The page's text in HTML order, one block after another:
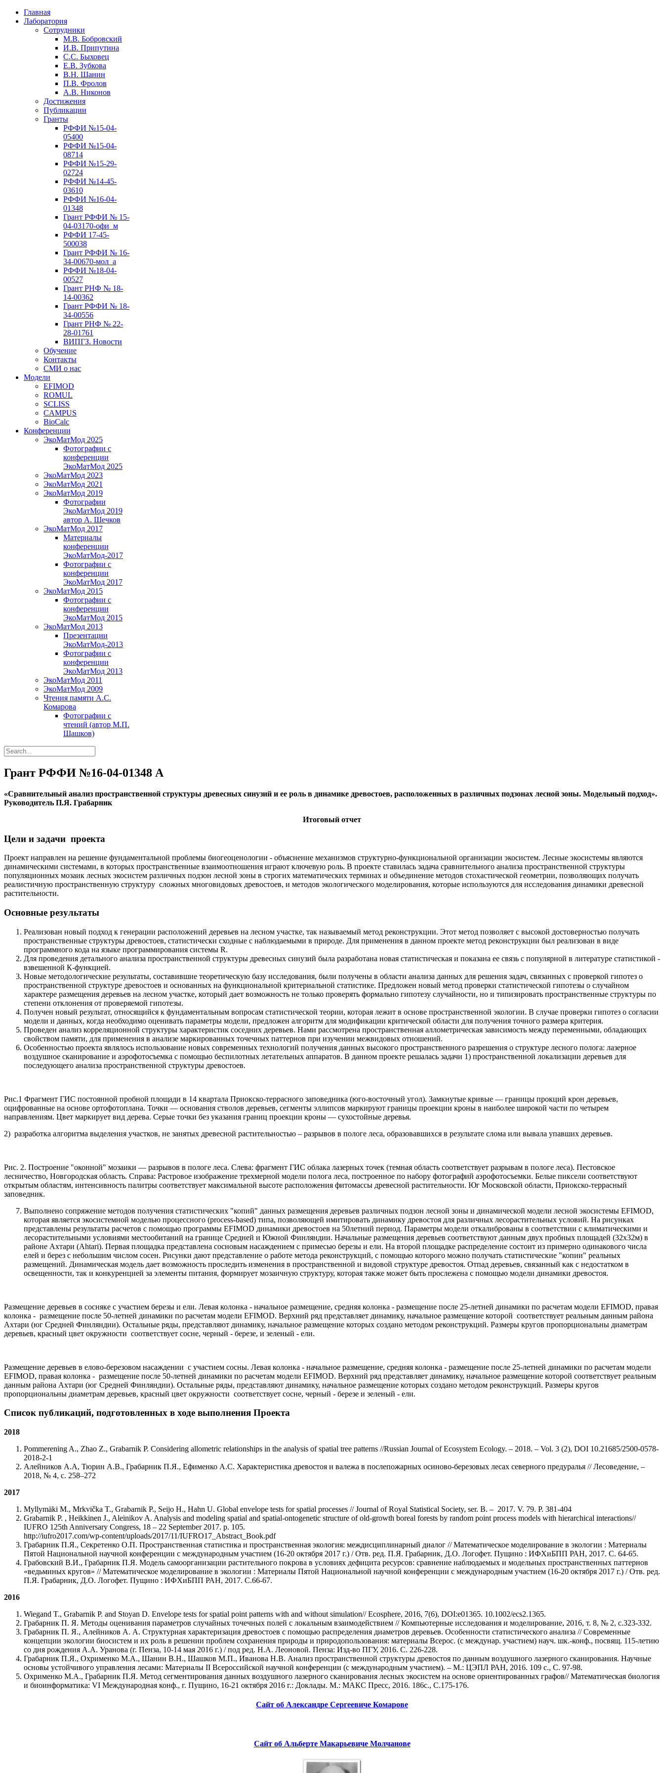
Главная
Лаборатория
Сотрудники
М.В. Бобровский
И.В. Припутина
С.С. Быховец
Е.В. Зубкова
В.Н. Шанин
П.В. Фролов
А.В. Никонов
Достижения
Публикации
Гранты
РФФИ №15-04-
05400
РФФИ №15-04-
08714
РФФИ №15-29-
02724
РФФИ №14-45-
03610
РФФИ №16-04-
01348
Грант РФФИ № 15-
04-03170-офи_м
РФФИ 17-45-
500038
Грант РФФИ № 16-
34-00670-мол_а
РФФИ №18-04-
00527
Грант РНФ № 18-
14-00362
Грант РФФИ № 18-
34-00556
Грант РНФ № 22-
28-01761
ВИПГЗ. Новости
Обучение
Контакты
СМИ о нас
Модели
EFIMOD
ROMUL
SCLISS
CAMPUS
BioCalc
Конференции
ЭкоМатМод 2025
Фотографии с
конференции
ЭкоМатМод 2025
ЭкоМатМод 2023
ЭкоМатМод 2021
ЭкоМатМод 2019
Фотографии
ЭкоМатМод 2019
автор А. Шечков
ЭкоМатМод 2017
Материалы
конференции
ЭкоМатМод-2017
Фотографии с
конференции
ЭкоМатМод 2017
ЭкоМатМод 2015
Фотографии с
конференции
ЭкоМатМод 2015
ЭкоМатМод 2013
Презентации
ЭкоМатМод-2013
Фотографии с
конференции
ЭкоМатМод 2013
ЭкоМатМод 2011
ЭкоМатМод 2009
Чтения памяти А.С.
Комарова
Фотографии с
чтений (автор М.П.
Шашков)
Грант РФФИ №16-04-01348 А
«Сравнительный анализ пространственной структуры древесных синузий и ее роль в динамике древостоев, расположенных в различных подзонах лесной зоны. Модельный подход».
Руководитель П.Я. Грабарник
Итоговый отчет
Цели и задачи проекта
Проект направлен на решение фундаментальной проблемы биогеоценологии - объяснение механизмов структурно-функциональной организации экосистем. Лесные экосистемы являются
динамическими системами, в которых пространственные взаимоотношения играют ключевую роль. В проекте ставилась задача сравнительного анализа пространственной структуры
популяционных мозаик лесных экосистем различных подзон лесной зоны в строгих математических терминах и объединение методов стохастической геометрии, позволяющих получать
реалистичную пространственную структуру сложных многовидовых древостоев, и методов экологического моделирования, которые используются для исследования динамики древесной
растительности.
Основные результаты
Реализован новый подход к генерации расположений деревьев на лесном участке, так называемый метод реконструкции. Этот метод позволяет с высокой достоверностью получать
пространственные структуры древостоев, статистически сходные с наблюдаемыми в природе. Для применения в данном проекте метод реконструкции был реализован в виде
программного кода на языке программирования системы R.
Для проведения детального анализа пространственной структуры древесных синузий была разработана новая статистическая и показана ее связь с популярной в литературе статистикой -
взвешенной К-функцией.
Новые методологические результаты, составившие теоретическую базу исследования, были получены в области анализа данных для решения задач, связанных с проверкой гипотез о
пространственной структуре древостоев и основанных на функциональной критериальной статистике. Предложен новый метод проверки статистической гипотезы о случайном
характере размещения деревьев на лесном участке, который дает возможность не только проверять формально гипотезу случайности, но и типизировать пространственные структуры по
степени отклонения от проверяемой гипотезы.
Получен новый результат, относящийся к фундаментальным вопросам статистической теории, которая лежит в основе пространственной экологии. В случае проверки гипотез о согласии
модели и данных, когда необходимо оценивать параметры модели, предложен алгоритм для модификации критической области для получения точного размера критерия.
Проведен анализ корреляционной структуры характеристик соседних деревьев. Нами рассмотрена пространственная аллометрическая зависимость между переменными, обладающих
свойством памяти, для применения в анализе маркированных точечных паттернов при изучении межвидовых отношений.
Особенностью проекта являлось использование новых современных технологий получения данных высокого пространственного разрешения о структуре лесного полога: лазерное
воздушное сканирование и аэрофотосъемка с помощью беспилотных летательных аппаратов. В данном проекте решалась задачи 1) пространственной локализации деревьев для
последующего анализа пространственной структуры древостоев.
Рис.1 Фрагмент ГИС постоянной пробной площади в 14 квартала Приокско-террасного заповедника (юго-восточный угол). Замкнутые кривые — границы прокций крон деревьев,
оцифрованные на основе ортофотоплана. Точки — основания стволов деревьев, сегменты эллипсов маркируют границы проекции кроны в наиболее широкой части по четырем
направлениям. Цвет маркирует вид дерева. Серые точки без указания границ проекции кроны — сухостойные деревья.
2) разработка алгоритма выделения участков, не занятых древесной растительностью – разрывов в пологе леса, образовавшихся в результате слома или вывала упавших деревьев.
Рис. 2. Построение "оконной" мозаики — разрывов в пологе леса. Слева: фрагмент ГИС облака лазерных точек (темная область соответствует разрывам в пологе леса). Пестовское
лесничество, Новгородская область. Справа: Растровое изображение трехмерной модели полога леса, построенное по набору фотографий аэрофотосъемки. Белые пиксели соответствуют
открытым областям, интенсивность палитры соответствует максимальной высоте расположения фитомассы древесной растительности. Юг Московской области, Приокско-террасный
заповедник.
Выполнено сопряжение методов получения статистических "копий" данных размещения деревьев различных подзон лесной зоны и динамической модели лесной экосистемы EFIMOD,
которая является экосистемной моделью процессного (process-based) типа, позволяющей имитировать динамику древостоя для различных лесорастительных условий. На рисунках
представлены результаты расчетов с помощью программы EFIMOD динамики древостоев на 50летний период. Параметры модели откалиброваны в соответствии с климатическими и
лесорастительными условиями местообитаний на границе Средней и Южной Финляндии. Начальные размещения деревьев соответствуют данным двух пробных площадей (32х32м) в
районе Ахтари (Ahtari). Первая площадка представлена сосновым насаждением с примесью березы и ели. На второй площадке распределение состоит из примерно одинакового числа
елей и берез с небольшим числом сосен. Рисунки дают представление о работе метода реконструкций, с помощью которого можно получать статистические "копии" реальных
размещений. Динамическая модель дает возможность проследить изменения в пространственной и видовой структуре древостоя. Отпад деревьев, связанный как с недостатком в
освещенности, так и конкуренцией за элементы питания, формирует мозаичную структуру, которая также может быть прослежена с помощью модели динамики древостоя.
Размещение деревьев в сосняке с участием березы и ели. Левая колонка - начальное размещение, средняя колонка - размещение после 25-летней динамики по расчетам модели EFIMOD, правая
колонка - размещение после 50-летней динамики по расчетам модели EFIMOD. Верхний ряд представляет динамику, начальное размещение которой соответствует реальным данным района
Ахтари (юг Средней Финляндии). Остальные ряды, представляют динамику, начальное размещение которых создано методом реконструкций. Размеры кругов пропорциональны диаметрам
деревьев, красный цвет окружности соответствует сосне, черный - березе, и зеленый - ели.
Размещение деревьев в елово-березовом насаждении с участием сосны. Левая колонка - начальное размещение, средняя колонка - размещение после 25-летней динамики по расчетам модели
EFIMOD, правая колонка - размещение после 50-летней динамики по расчетам модели EFIMOD. Верхний ряд представляет динамику, начальное размещение которой соответствует реальным
данным района Ахтари (юг Средней Финляндии). Остальные ряды, представляют динамику, начальное размещение которых создано методом реконструкций. Размеры кругов
пропорциональны диаметрам деревьев, красный цвет окружности соответствует сосне, черный - березе и зеленый - ели.
Список публикаций, подготовленных в ходе выполнения Проекта
2018
Pommerening A., Zhao Z., Grabarnik P. Considering allometric relationships in the analysis of spatial tree patterns //Russian Journal of Ecosystem Ecology. – 2018. – Vol. 3 (2), DOI 10.21685/2500-0578-
2018-2-1
Алейников А.А, Тюрин А.В., Грабарник П.Я., Ефименко А.С. Характеристика древостоя и валежа в послепожарных осиново-березовых лесах северного предуралья // Лесоведение, –
2018, № 4, с. 258–272
2017
Myllymäki M., Mrkvička T., Grabarnik P., Seijo H., Hahn U. Global envelope tests for spatial processes // Journal of Royal Statistical Society, ser. B. – 2017. V. 79. P. 381-404
Grabarnik P. , Heikkinen J., Aleinikov A. Analysis and modeling spatial and spatial-ontogenetic structure of old-growth boreal forests by random point process models with hierarchical interactions//
IUFRO 125th Anniversary Congress, 18 – 22 September 2017. p. 105.
http://iufro2017.com/wp-content/uploads/2017/11/IUFRO17_Abstract_Book.pdf
Грабарник П.Я., Секретенко О.П. Пространственная статистика и пространственная экология: междисциплинарный диалог // Математическое моделирование в экологии : Материалы
Пятой Национальной научной конференции с международным участием (16-20 октября 2017 г.) / Отв. ред. П.Я. Грабарник, Д.О. Логофет. Пущино : ИФХиБПП РАН, 2017. С. 64-65.
Грабовский В.И., Грабарник П.Я. Модель самоорганизации растительного покрова в условиях дефицита ресурсов: сравнение наблюдаемых и модельных пространственных паттернов
«ведьминых кругов» // Математическое моделирование в экологии : Материалы Пятой Национальной научной конференции с международным участием (16-20 октября 2017 г.) / Отв. ред.
П.Я. Грабарник, Д.О. Логофет. Пущино : ИФХиБПП РАН, 2017. С.66-67.
2016
Wiegand T., Grabarnik P. and Stoyan D. Envelope tests for spatial point patterns with and without simulation// Ecosphere, 2016, 7(6), DOI:e01365. 10.1002/ecs2.1365.
Грабарник П. Я. Методы оценивания параметров случайных точечных полей с локальным взаимодействием // Компьютерные исследования и моделирование, 2016, т. 8, № 2, с.323-332.
Грабарник П. Я., Алейников А. А. Структурная характеризация древостоев с помощью распределения диаметров деревьев. Особенности статистического анализа // Современные
концепции экологии биосистем и их роль в решении проблем сохранения природы и природопользования: материалы Всерос. (с междунар. участием) науч. шк.-конф., посвящ. 115-летию
со дня рождения А.А. Уранова (г. Пенза, 10-14 мая 2016 г.) / под ред. Н.А. Леоновой. Пенза: Изд-во ПГУ, 2016. С. 226-228.
Грабарник П.Я., Охрименко М.А., Шанин В.Н., Шашков М.П., Иванова Н.В. Анализ пространственной структуры древостоя по данным воздушного лазерного сканирования. Научные
основы устойчивого управления лесами: Материалы II Всероссийской научной конференции (с международным участием). – М.: ЦЭПЛ РАН, 2016. 109 с., С. 97-98.
Охрименко М.А., Грабарник П.Я. Метод сегментирования данных воздушного лазерного сканирования лесных экосистем на основе ориентированных графов// Математическая биология
и биоинформатика: VI Международная конф., г. Пущино, 16-21 октября 2016 г.: Доклады. М.: МАКС Пресс, 2016. 186c., C.175-176.
Сайт об Александре Сергеевиче Комарове
Сайт об Альберте Макарьевиче Молчанове